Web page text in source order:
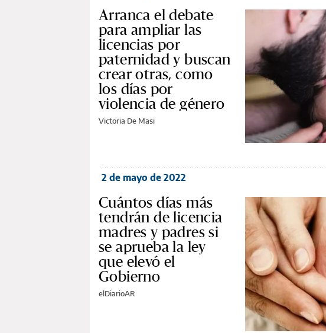
Arranca el debate
para ampliar las
licencias por
paternidad y buscan
crear otras, como
los días por
violencia de género
Victoria De Masi
2 de mayo de 2022
Cuántos días más
tendrán de licencia
madres y padres si
se aprueba la ley
que elevó el
Gobierno
elDiarioAR